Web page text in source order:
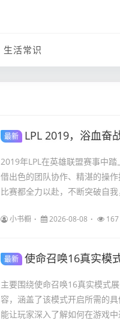
生活常识
最新 LPL 2019，浴血奋
2019年LPL在英雄联盟赛事中
借出色的团队协作、精湛的操
比赛都全力以赴，不断突破自
小书橱 2026-08-08
最新 使命召唤16真实模
主要围绕使命召唤16真实模式
容，涵盖了该模式开启所需的
能让玩家深入了解如何在游戏